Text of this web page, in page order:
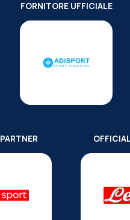
FORNITORE UFFICIALE